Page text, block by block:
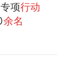
项行动
余名